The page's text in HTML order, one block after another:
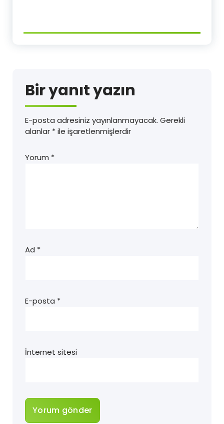
Bir yanıt yazın
E-posta adresiniz yayınlanmayacak. Gerekli
alanlar *ile işaretlenmişlerdir
Yorum *
Ad *
E-posta *
İnternet sitesi